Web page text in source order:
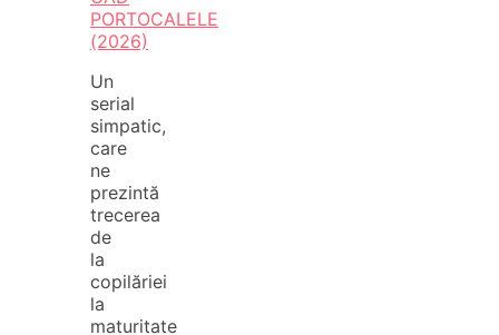
PORTOCALELE
(2026)
Un
serial
simpatic,
care
ne
prezintă
trecerea
de
la
copilăriei
la
maturitate